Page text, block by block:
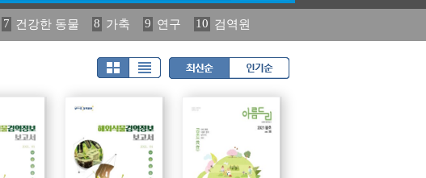
7 건강한 동물 8 가축 9 연구 10 검역원
관리 17 연보 18 농림수산 19 2023